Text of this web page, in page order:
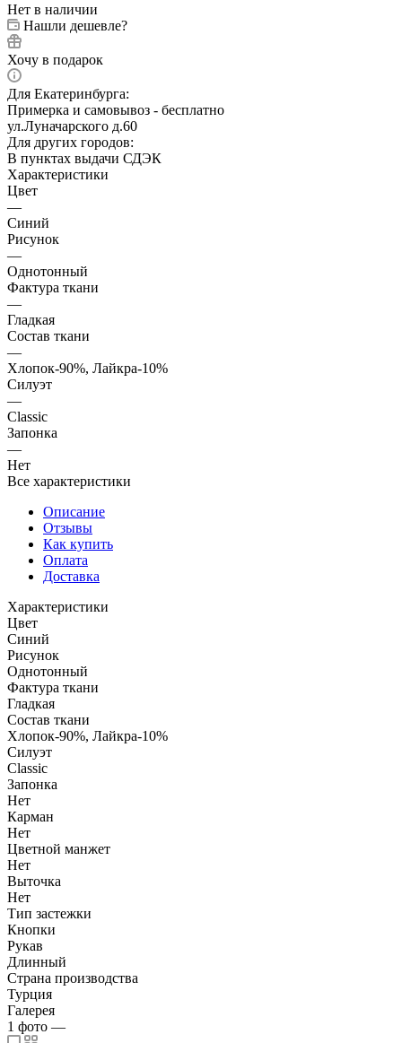
Нет в наличии
Нашли дешевле?
Хочу в подарок
Для Екатеринбурга:
Примерка и самовывоз - бесплатно
ул.Луначарского д.60
Для других городов:
В пунктах выдачи СДЭК
Характеристики
Цвет
—
Синий
Рисунок
—
Однотонный
Фактура ткани
—
Гладкая
Состав ткани
—
Хлопок-90%, Лайкра-10%
Силуэт
—
Classic
Запонка
—
Нет
Все характеристики
Описание
Отзывы
Как купить
Оплата
Доставка
Характеристики
Цвет
Синий
Рисунок
Однотонный
Фактура ткани
Гладкая
Состав ткани
Хлопок-90%, Лайкра-10%
Силуэт
Classic
Запонка
Нет
Карман
Нет
Цветной манжет
Нет
Выточка
Нет
Тип застежки
Кнопки
Рукав
Длинный
Страна производства
Турция
Галерея
1 фото —